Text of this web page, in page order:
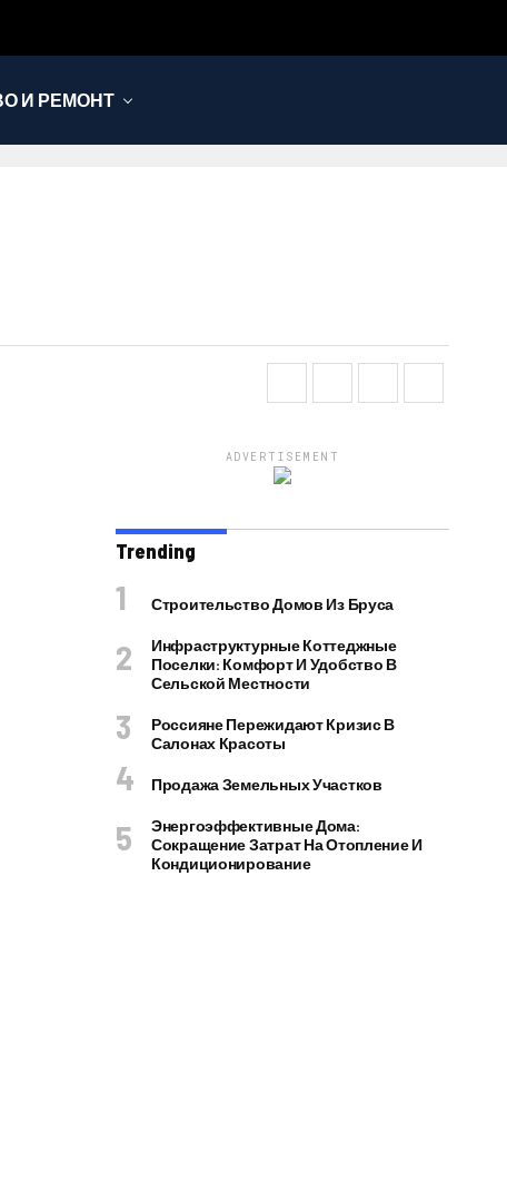
И РЕМОНТ
ADVERTISEMENT
Trending
Строительство Домов Из Бруса
Инфраструктурные Коттеджные
Поселки: Комфорт И Удобство В
Сельской Местности
Россияне Пережидают Кризис В
Салонах Красоты
Продажа Земельных Участков
Энергоэффективные Дома:
Сокращение Затрат На Отопление И
Кондиционирование